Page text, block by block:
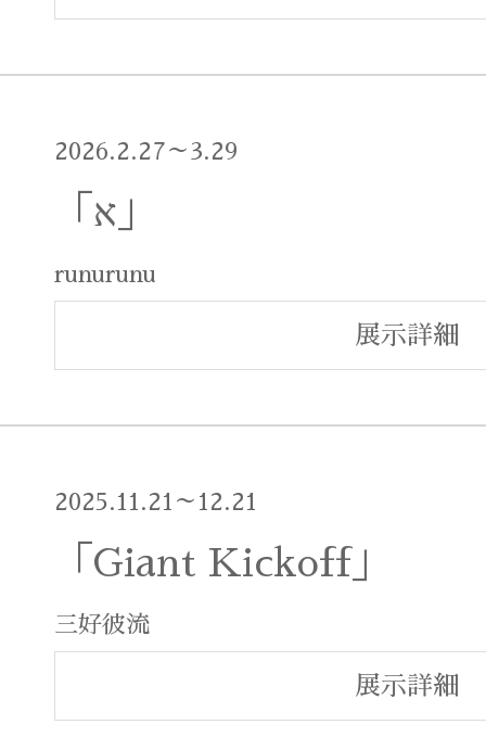
2026.2.27～3.29
「א」
runurunu
展示詳細
2025.11.21～12.21
「Giant Kickoff」
三好彼流
展示詳細